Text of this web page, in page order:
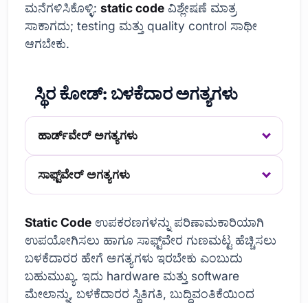
ಮನೆಗಳಿಸಿಕೊಳ್ಳಿ: static code ವಿಶ್ಲೇಷಣೆ ಮಾತ್ರ
ಸಾಕಾಗದು; testing ಮತ್ತು quality control ಸಾಥೀ
ಆಗಬೇಕು.
ಸ್ಥಿರ ಕೋಡ್: ಬಳಕೆದಾರ ಅಗತ್ಯಗಳು
ಹಾರ್ಡ್‌ವೇರ್ ಅಗತ್ಯಗಳು
ಸಾಫ್ಟ್‌ವೇರ್ ಅಗತ್ಯಗಳು
Static Code ಉಪಕರಣಗಳನ್ನು ಪರಿಣಾಮಕಾರಿಯಾಗಿ
ಉಪಯೋಗಿಸಲು ಹಾಗೂ ಸಾಫ್ಟ್‌ವೇರ ಗುಣಮಟ್ಟ ಹೆಚ್ಚಿಸಲು
ಬಳಕೆದಾರರ ಹೇಗೆ ಅಗತ್ಯಗಳು ಇರಬೇಕು ಎಂಬುದು
ಬಹುಮುಖ್ಯ. ಇದು hardware ಮತ್ತು software
ಮೇಲಾನ್ನು, ಬಳಕೆದಾರರ ಸ್ಥಿತಿಗತಿ, ಬುದ್ಧಿವಂತಿಕೆಯಿಂದ